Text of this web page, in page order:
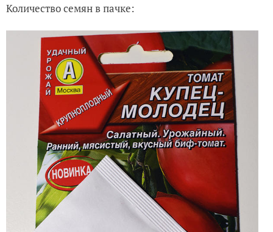
Количество семян в пачке: